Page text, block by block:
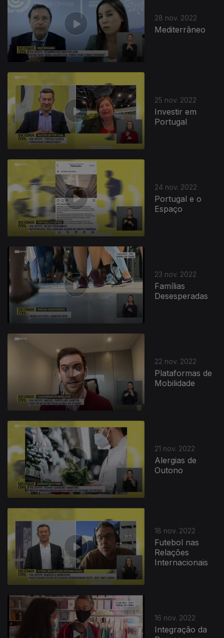
28 nov. 2022
Mediterrâneo
25 nov. 2022
Investir em
Portugal
24 nov. 2022
Portugal e o
Espaço
23 nov. 2022
Famílias
Desesperadas
22 nov. 2022
Plataformas de
Mobilidade
21 nov. 2022
Alergias de
Outono
18 nov. 2022
Futebol nas
Relações
Internacionais
16 nov. 2022
Integração da